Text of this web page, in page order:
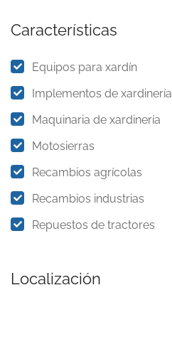
Características
Equipos para xardín
Implementos de xardinería
Maquinaria de xardinería
Motosierras
Recambios agrícolas
Recambios industrias
Repuestos de tractores
Localización